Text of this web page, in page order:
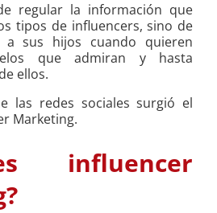
regular la información que
tipos de influencers, sino de
sus hijos cuando quieren
que admiran y hasta
ellos.
las redes sociales surgió el
Marketing.
influencer